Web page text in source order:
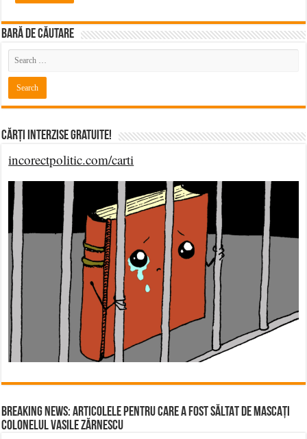
BARĂ DE CĂUTARE
Cărți Interzise Gratuite!
incorectpolitic.com/carti
BREAKING NEWS: ARTICOLELE PENTRU CARE A FOST SĂLTAT DE MASCAȚI
COLONELUL VASILE ZĂRNESCU